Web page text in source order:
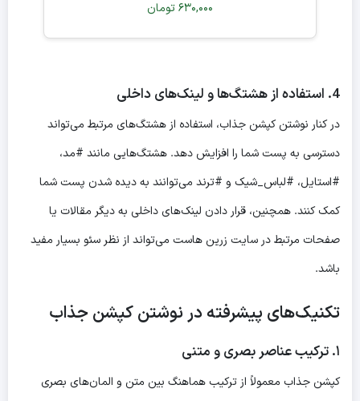
630,000تومان
4. استفاده از هشتگ‌ها و لینک‌های داخلی
در کنار نوشتن کپشن جذاب، استفاده از هشتگ‌های مرتبط می‌تواند
دسترسی به پست شما را افزایش دهد. هشتگ‌هایی مانند #مد،
#استایل، #لباس_شیک و #ترند می‌توانند به دیده شدن پست شما
کمک کنند. همچنین، قرار دادن لینک‌های داخلی به دیگر مقالات یا
صفحات مرتبط در سایت زرین هاست می‌تواند از نظر سئو بسیار مفید
باشد.
تکنیک‌های پیشرفته در نوشتن کپشن جذاب
۱. ترکیب عناصر بصری و متنی
کپشن جذاب معمولاً از ترکیب هماهنگ بین متن و المان‌های بصری